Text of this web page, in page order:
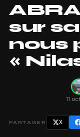
sur
nous
«
11
PARTAGER X